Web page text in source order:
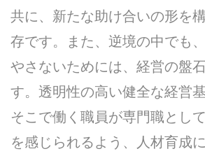
共に、新たな助け合いの形を
存です。また、逆境の中でも
やさないためには、経営の盤
す。透明性の高い健全な経営
そこで働く職員が専門職とし
を感じられるよう、人材育成